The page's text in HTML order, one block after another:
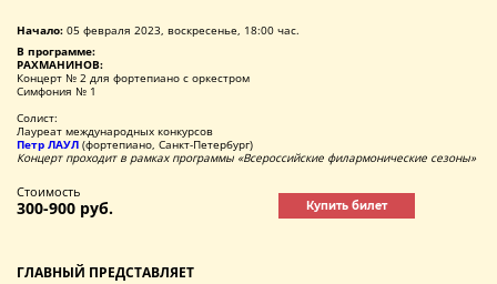
Начало: 05 февраля 2023, воскресенье, 18:00 час.
В программе:
РАХМАНИНОВ:
Концерт № 2 для фортепиано с оркестром
Симфония № 1
Солист:
Лауреат международных конкурсов
Петр ЛАУЛ (фортепиано, Санкт-Петербург)
Концерт проходит в рамках программы «Всероссийские филармонические сезоны»
Стоимость
300-900 руб. Купить билет
ГЛАВНЫЙ ПРЕДСТАВЛЯЕТ